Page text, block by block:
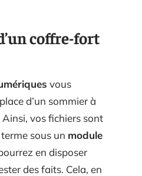
coffre-fort
vous
d’un sommier à
vos fichiers sont
sous un module
en disposer
des faits. Cela, en